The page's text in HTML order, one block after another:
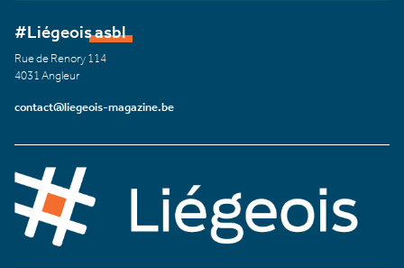
#Liégeois asbl
Rue de Renory 114
4031 Angleur
contact@liegeois-magazine.be